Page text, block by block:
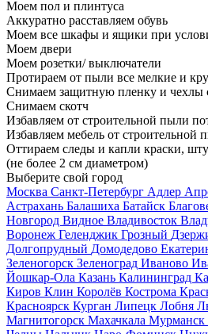
Моем пол и плинтуса
Аккуратно расставляем обувь
Моем все шкафы и ящики при
Моем двери
Моем розетки/ выключатели
Протираем от пыли все мелкие и
Снимаем защитную пленку и чехлы
Снимаем скотч
Избавляем от строительной пыли
Избавляем мебель от строительной
Оттираем следы и капли краски,
(не более 2 см диаметром)
Выберите свой город
Москва Санкт-Петербург Адлер
Астрахань Балашиха Батайск
Новгород Видное Владивосток
Воронеж Геленджик Грозный
Долгопрудный Домодедово
Зеленогорск Зеленоград Иваново
Йошкар-Ола Казань Калининград
Киров Клин Королёв Кострома
Красноярск Курган Липецк Лобня
Магнитогорск Махачкала Мурманск